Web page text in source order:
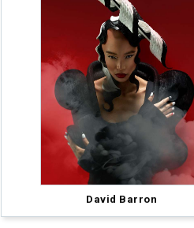
Intercoiffure
LATAM